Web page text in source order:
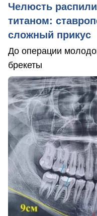
Челюсть
титаном:
сложный прикус
До операции
брекеты